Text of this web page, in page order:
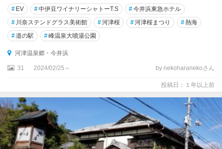
# EV #中伊豆ワイナリーシャトーT.S #今井浜東急ホテル
# 川奈ステンドグラス美術館 #河津桜 #河津桜まつり #熱海
#道の駅 #峰温泉大噴湯公園
河津温泉郷・今井浜
31 2024/02/25～ by nekoharanekoさん
投稿日：１年以上前